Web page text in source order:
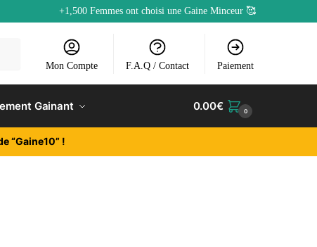
+1,500 Femmes ont choisi une Gaine Minceur 🥰
Mon Compte F.A.Q / Contact Paiement
Gainant 0.00€ 0
“Gaine10” !